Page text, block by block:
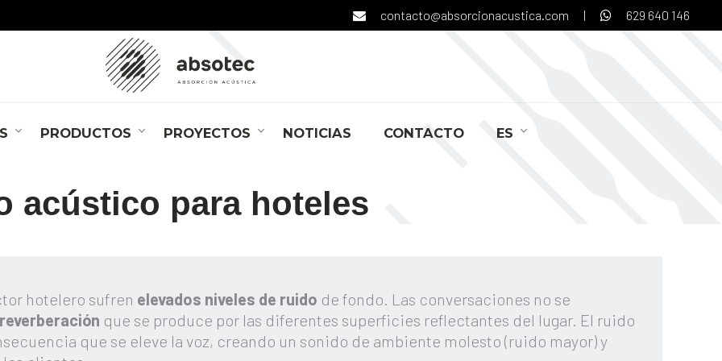
contacto@absorcionacustica.com | 629 640 146
PRODUCTOS PROYECTOS NOTICIAS CONTACTO ES
acústico para hoteles
hotelero sufren elevados niveles de ruido de fondo. Las conversaciones no se
que se produce por las diferentes superficies reflectantes del lugar. El ruido
que se eleve la voz, creando un sonido de ambiente molesto (ruido mayor) y